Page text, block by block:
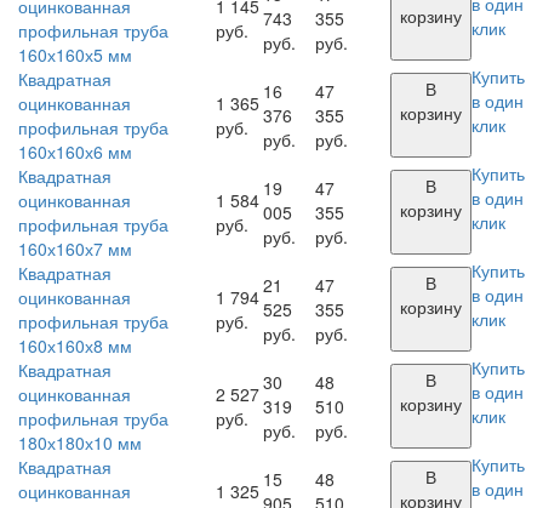
оцинкованная
профильная труба
160х160х5 мм
1 145
руб.
743
руб.
355
руб.
корзину клик
Квадратная
оцинкованная
профильная труба
160х160х6 мм
1 365
руб.
16
376
руб.
47
355
руб.
В
корзину
Купить
в один
клик
Квадратная
оцинкованная
профильная труба
160х160х7 мм
1 584
руб.
19
005
руб.
47
355
руб.
В
корзину
Купить
в один
клик
Квадратная
оцинкованная
профильная труба
160х160х8 мм
1 794
руб.
21
525
руб.
47
355
руб.
В
корзину
Купить
в один
клик
Квадратная
оцинкованная
профильная труба
180х180х10 мм
2 527
руб.
30
319
руб.
48
510
руб.
В
корзину
Купить
в один
клик
Квадратная
оцинкованная
1 325 15
48
В
корзину
Купить
в один